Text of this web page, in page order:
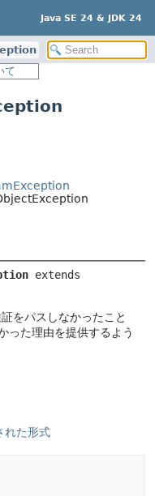
Java SE 24 & JDK 24
て
をパスしなかったこと
った理由を提供するよう
れた形式